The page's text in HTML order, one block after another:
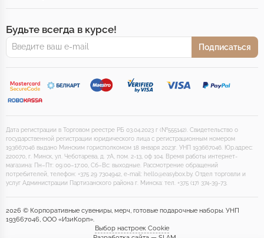
Будьте всегда в курсе!
Подписаться
Дата регистрации в Торговом реестре РБ 03.04.2023 г (№555142). Свидетельство о
государственной регистрации юридического лица с регистрационным номером
193667046 выдано Минским горисполкомом 18 января 2023г. УНП 193667046. Юр.адрес:
220070, г. Минск, ул. Чеботарева, д. 7А, пом. 2-13, оф 104. Время работы интернет-
магазина: Пн–Пт: 09:00–17:00, Сб–Вс: выходные. Рассмотрение обращений
потребителей, телефон: +375 29 7304942, e-mail: hello@easybox.by. Отдел торговли и
услуг Администрации Партизанского района г. Минска: тел. +375 (17) 374-39-73.
2026 © Корпоративные сувениры, мерч, готовые подарочные наборы. УНП
193667046, ООО «ИзиКорп».
Выбор настроек Cookie